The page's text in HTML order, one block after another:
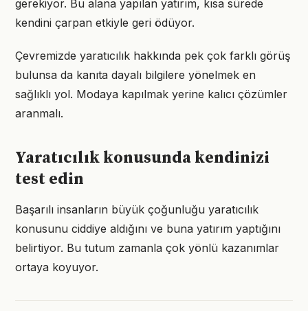
gerekiyor. Bu alana yapılan yatırım, kısa sürede
kendini çarpan etkiyle geri ödüyor.
Çevremizde yaratıcılık hakkında pek çok farklı görüş
bulunsa da kanıta dayalı bilgilere yönelmek en
sağlıklı yol. Modaya kapılmak yerine kalıcı çözümler
aranmalı.
Yaratıcılık konusunda kendinizi
test edin
Başarılı insanların büyük çoğunluğu yaratıcılık
konusunu ciddiye aldığını ve buna yatırım yaptığını
belirtiyor. Bu tutum zamanla çok yönlü kazanımlar
ortaya koyuyor.